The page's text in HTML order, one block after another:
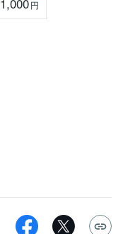
円